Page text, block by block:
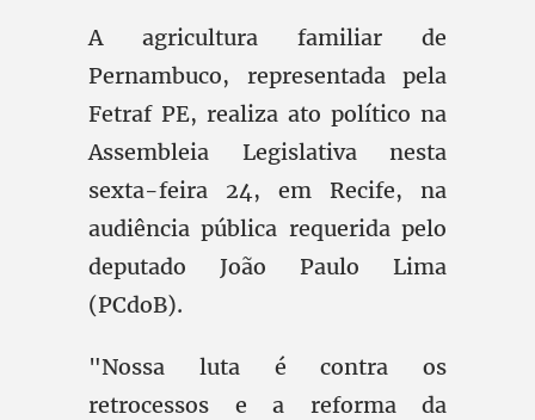
A agricultura familiar de
Pernambuco, representada pela
Fetraf PE, realiza ato político na
Assembleia Legislativa nesta
sexta-feira 24, em Recife, na
audiência pública requerida pelo
deputado João Paulo Lima
(PCdoB).
"Nossa luta é contra os
retrocessos e a reforma da